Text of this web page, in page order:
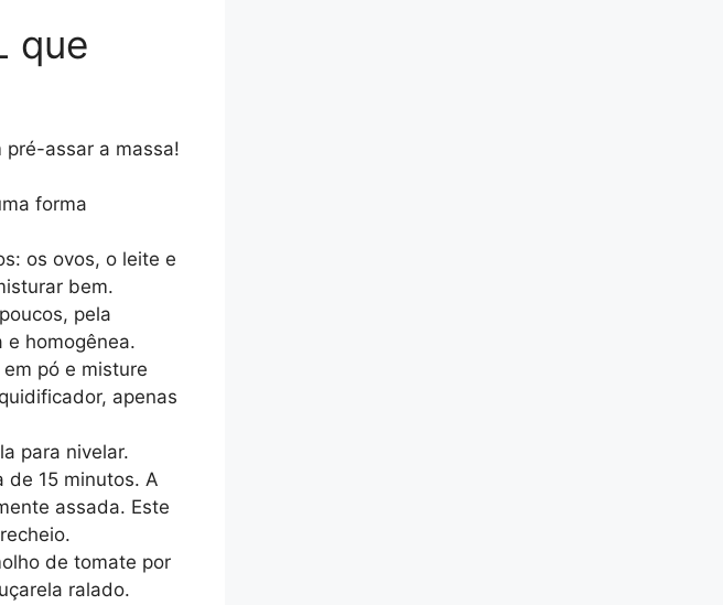
que
pré-assar a massa!
forma
os ovos, o leite e
bem.
pela
homogênea.
pó e misture
apenas
para nivelar.
de 15 minutos. A
assada. Este
de tomate por
ralado.